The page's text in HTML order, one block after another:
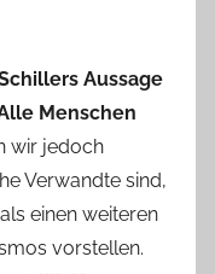
Aussage
Menschen
wir jedoch
Verwandte sind,
einen weiteren
vorstellen.